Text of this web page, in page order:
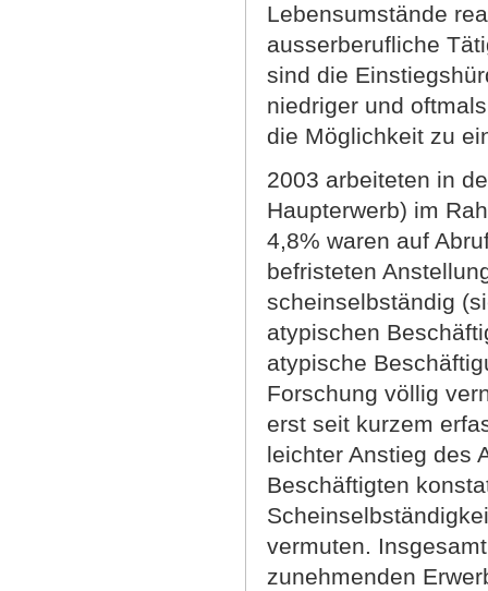
Lebensumstände
ausserberufliche
sind die
niedriger und
die Möglichkeit zu
2003 arbeiteten in
Haupterwerb) im
4,8% waren auf
befristeten
scheinselbständig
atypischen
atypische
Forschung völlig
erst seit kurzem
leichter Anstieg des
Beschäftigten
vermuten.
zunehmenden